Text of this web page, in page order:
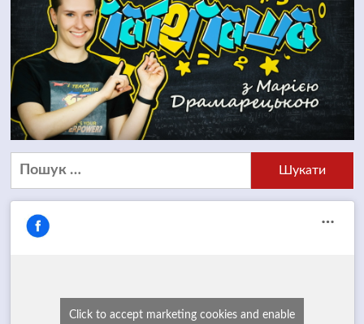
Пошук:
Click to accept marketing cookies and enable